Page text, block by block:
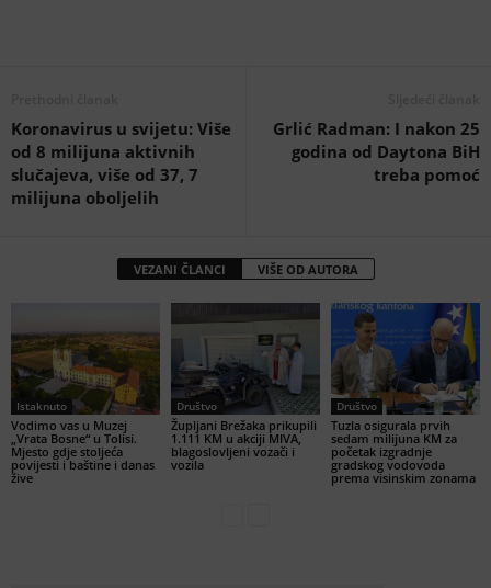
Koronavirus u svijetu: Više
od 8 milijuna aktivnih
slučajeva, više od 37, 7
milijuna oboljelih
Grlić Radman: I nakon 25
godina od Daytona BiH
treba pomoć
VEZANI ČLANCI VIŠE OD AUTORA
Istaknuto
Vodimo vas u Muzej
„Vrata Bosne“ u Tolisi.
Mjesto gdje stoljeća
povijesti i baštine i danas
žive
Društvo
Župljani Brežaka prikupili
1.111 KM u akciji MIVA,
blagoslovljeni vozači i
vozila
Društvo
Tuzla osigurala prvih
sedam milijuna KM za
početak izgradnje
gradskog vodovoda
prema visinskim zonama